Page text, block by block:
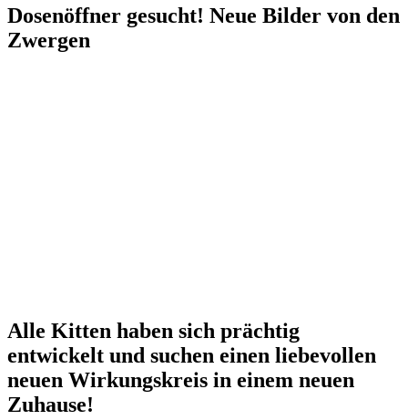
Dosenöffner gesucht! Neue Bilder von den
Zwergen
Alle Kitten haben sich prächtig
entwickelt und suchen einen liebevollen
neuen Wirkungskreis in einem neuen
Zuhause!